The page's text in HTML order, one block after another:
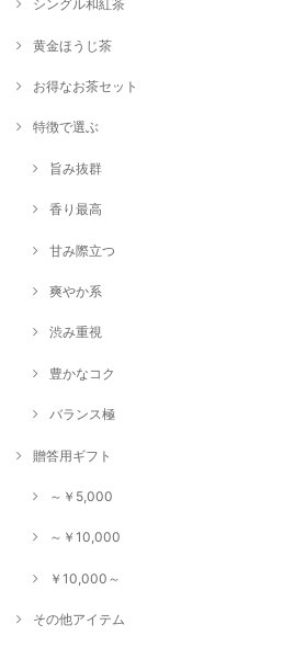
あまりにも美味しすぎて飲むと幸せな気分
和紅茶でもこちらは風味が特別いいと感じま
シングル和紅茶
黄金ほうじ茶
お得なお茶セット
特徴で選ぶ
旨み抜群
香り最高
甘み際立つ
爽やか系
渋み重視
豊かなコク
バランス極
贈答用ギフト
～￥5,000
～￥10,000
￥10,000～
その他アイテム